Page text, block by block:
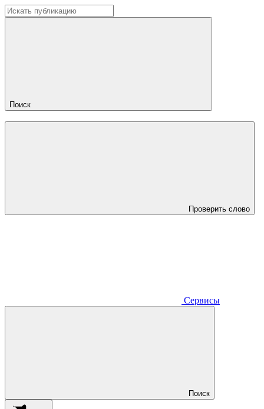
Поиск
Проверить слово
Сервисы
Поиск